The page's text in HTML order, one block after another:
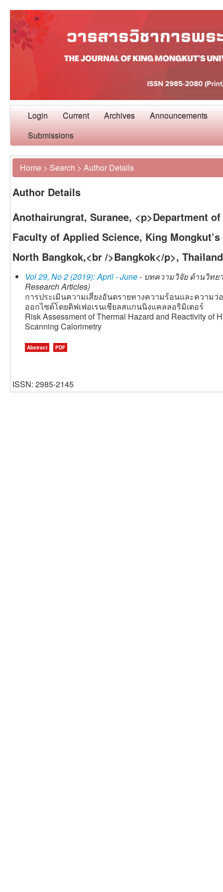
Login Current Archives Announcements
Submissions
Home > Search > Author Details
Author Details
Anothairungrat, Suranee, <p>Department
Faculty of Applied Science, King
North Bangkok,<br />Bangkok</p>, Thailand
Vol 29, No 2 (2019): April - June- บทความวิจัย ด้านวิทย
Research Articles)
การประเมินความเสี่ยงอันตรายทางความร้อนและความว่
ออกไซด์โดยดิฟเฟอเรนเชียลสแกนนิงแคลลอริมิเตอร์
Risk Assessment of Thermal Hazard and Reactivity of
Scanning Calorimetry
Abstract PDF
ISSN: 2985-2145